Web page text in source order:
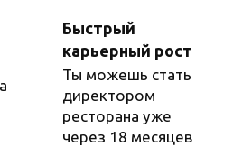
Быстрый
карьерный рост
Ты можешь стать
директором
ресторана уже
через 18 месяцев